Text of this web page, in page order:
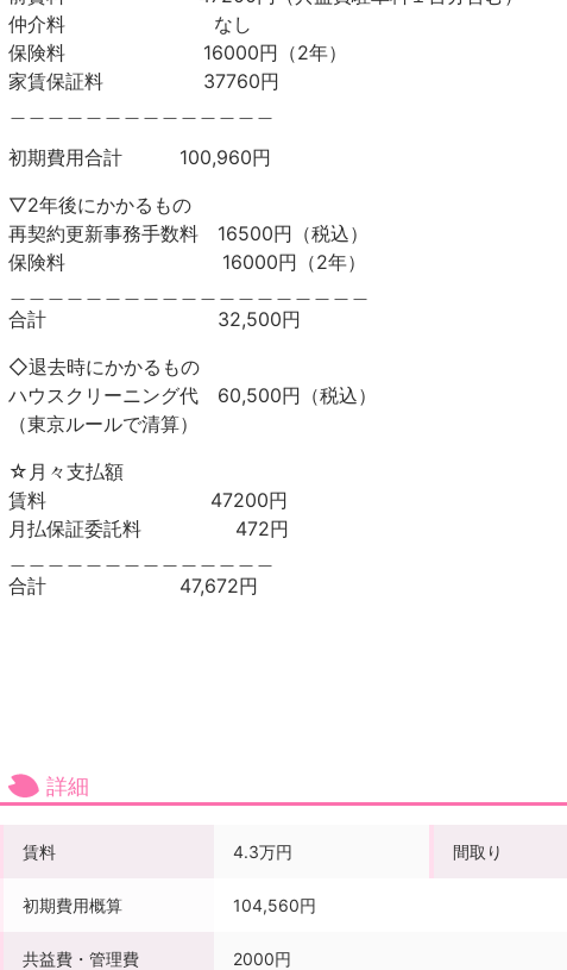
仲介料 なし
保険料 16000円（2年）
家賃保証料 37760円
初期費用合計 100,960円
▽2年後にかかるもの
再契約更新事務手数料 16500円（税込）
保険料 16000円（2年）
合計 32,500円
◇退去時にかかるもの
ハウスクリーニング代 60,500円（税込）
（東京ルールで清算）
☆月々支払額
賃料 47200円
月払保証委託料 472円
合計 47,672円
詳細
賃料 4.3万円 間取り
初期費用概算 104,560円
共益費・管理費 2000円